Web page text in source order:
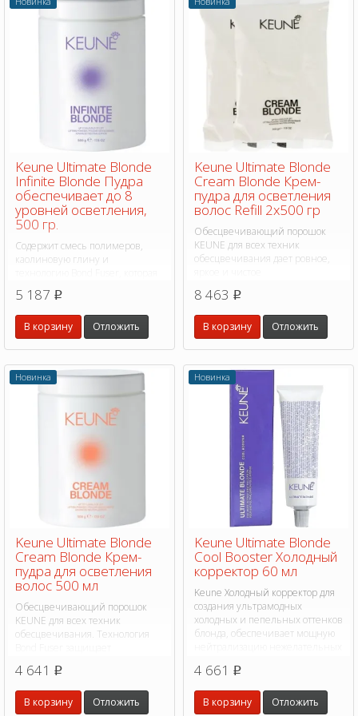
Keune Ultimate Blonde
Infinite Blonde Пудра
обеспечивает до 8
уровней осветления,
500 гр.
Содержит смесь полимеров,
каолиновую глину и
дисульфидные связи и создаёт
новые, сохраняя целостность
структуры волос
5 187 p
В корзину Отложить
Keune Ultimate Blonde
Cream Blonde Крем-
пудра для осветления
волос Refill 2х500 гр
Обесцвечивающий порошок
KEUNE для всех техник
обесцвечивания дает ровное,
белок защищает структуру волос
8 463 p
В корзину Отложить
Новинка
Keune Ultimate Blonde
Cream Blonde Крем-
пудра для осветления
волос 500 мл
Обесцвечивающий порошок
KEUNE для всех техник
обесцвечивания. Технология
связи и создаёт новые, сохраняя
целостность структуры волос.
Дает ровное, яркое и чистое
4 641 p
В корзину Отложить
Новинка
Keune Ultimate Blonde
Cool Booster Холодный
корректор 60 мл
Keune Холодный корректор для
создания ультрамодных
холодных и пепельных оттенков
блонда, обеспечивает мощную
4 661 p
В корзину Отложить